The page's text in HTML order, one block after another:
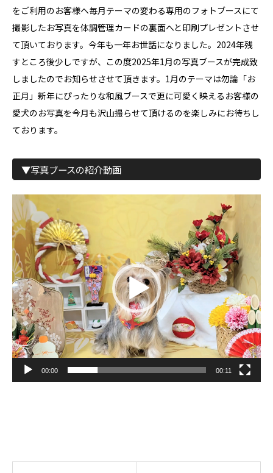
をご利用のお客様へ毎月テーマの変わる専用のフォトブースにて
撮影したお写真を体調管理カードの裏面へと印刷プレゼントさせ
て頂いております。今年も一年お世話になりました。2024年残
すところ後少しですが、この度2025年1月の写真ブースが完成致
しましたのでお知らせさせて頂きます。1月のテーマは勿論「お
正月」新年にぴったりな和風ブースで更に可愛く映えるお客様の
愛犬のお写真を今月も沢山撮らせて頂けるのを楽しみにお待ちし
ております。
▼写真ブースの紹介動画
動
画
プ
レ
ー
ヤ
ー
00:00 00:11